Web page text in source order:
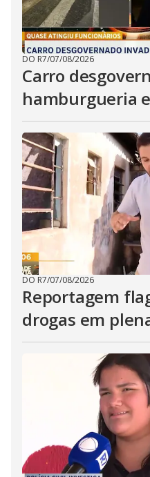
DO R7/07/08/2026
Carro
hamburgueria
DO R7/07/08/2026
Reportagem
drogas em